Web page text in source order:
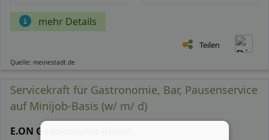
mehr Details
Teilen
Quelle: meinestadt.de
Servicekraft für Gastronomie, Bar, Pausenservice
auf Minijob-Basis (w/ m/ d)
E.ON Gastronomie GmbH